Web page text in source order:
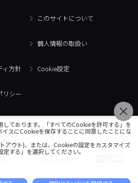
このサイトについて
個人情報の取扱い
ィ方針 Cookie設定
リシー
Co., Ltd. All Rights Reserved.
ております。「すべてのCookieを許可する」を
イスにCookieを保存することに同意したことにな
アウト)、または、Cookieの設定をカスタマイズ
する」を選択してください。